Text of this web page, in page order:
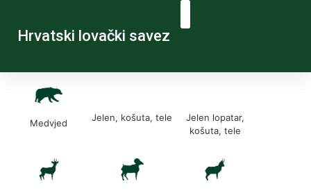
Hrvatski lovački savez
Medvjed Jelen, košuta, tele
Jelen lopatar,
košuta, tele